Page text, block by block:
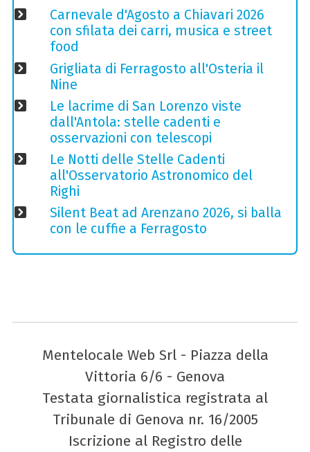
Carnevale d'Agosto a Chiavari 2026
con sfilata dei carri, musica e street
food
Grigliata di Ferragosto all'Osteria il
Nine
Le lacrime di San Lorenzo viste
dall'Antola: stelle cadenti e
osservazioni con telescopi
Le Notti delle Stelle Cadenti
all'Osservatorio Astronomico del
Righi
Silent Beat ad Arenzano 2026, si balla
con le cuffie a Ferragosto
Mentelocale Web Srl - Piazza della
Vittoria 6/6 - Genova
Testata giornalistica registrata al
Tribunale di Genova nr. 16/2005
Iscrizione al Registro delle